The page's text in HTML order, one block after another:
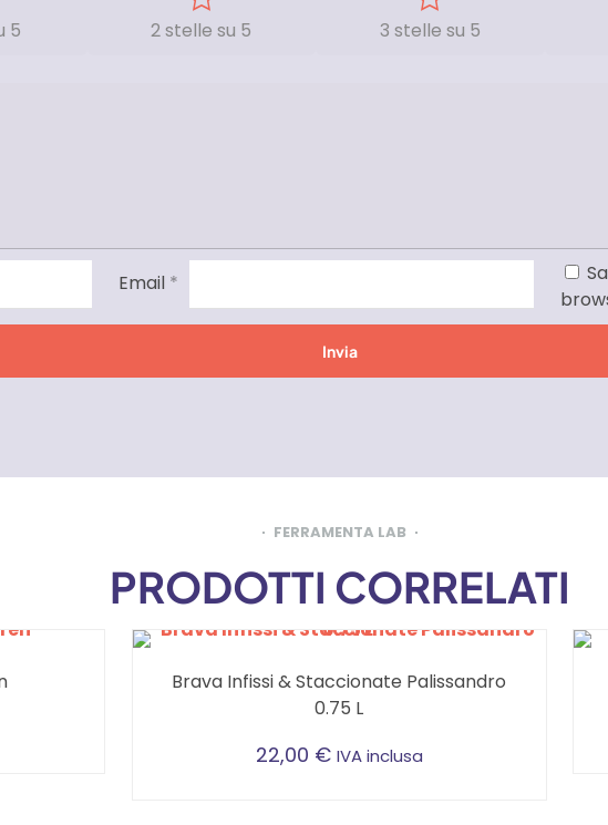
5 2 stelle su 5 3 stelle su 5
Email *
FERRAMENTA LAB
PRODOTTI CORRELATI
Brava Infissi & Staccionate Palissandro
0.75 L
22,00 € IVA inclusa